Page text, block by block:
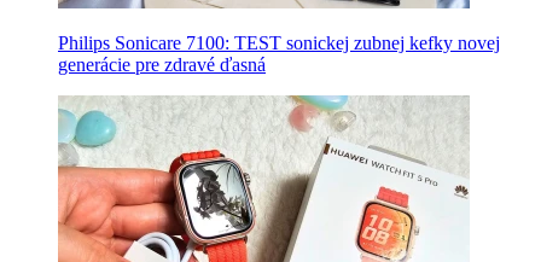
Philips Sonicare 7100: TEST sonickej zubnej kefky novej
generácie pre zdravé ďasná